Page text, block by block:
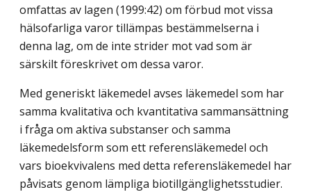
omfattas av lagen (1999:42) om förbud mot vissa
hälsofarliga varor tillämpas bestämmelserna i
denna lag, om de inte strider mot vad som är
särskilt föreskrivet om dessa varor.
Med generiskt läkemedel avses läkemedel som har
samma kvalitativa och kvantitativa sammansättning
i fråga om aktiva substanser och samma
läkemedelsform som ett referensläkemedel och
vars bioekvivalens med detta referensläkemedel har
påvisats genom lämpliga biotillgänglighetsstudier.